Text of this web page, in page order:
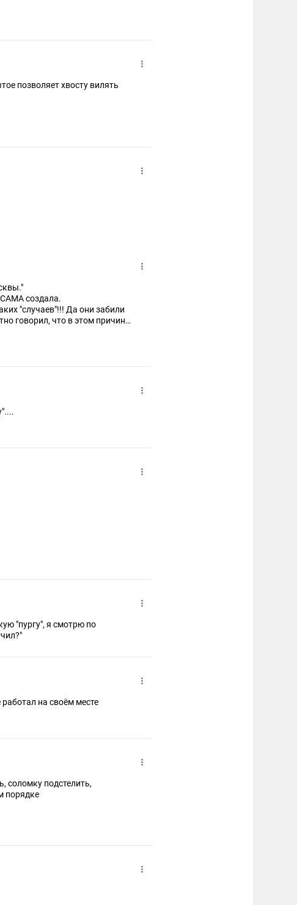
страны!Обычно это делает
позволяет хвосту вилять
создала.
"случаев"!!! Да они забили
говорил, что в этом причина
"пургу", я смотрю по
на своём месте
соломку подстелить,
порядке